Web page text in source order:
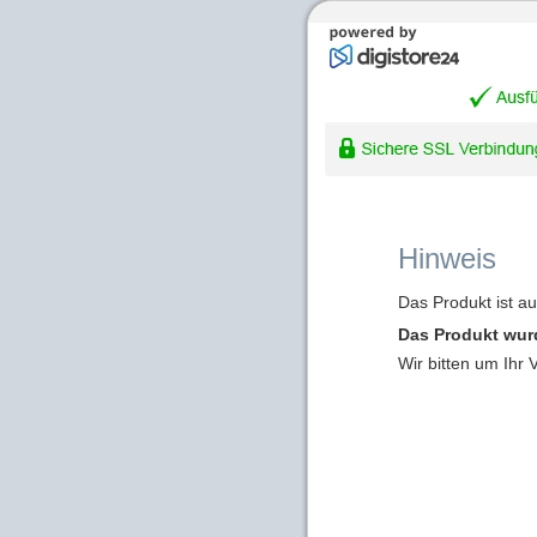
Hinweis
Das Produkt ist
Das Produkt
Wir bitten um Ihr